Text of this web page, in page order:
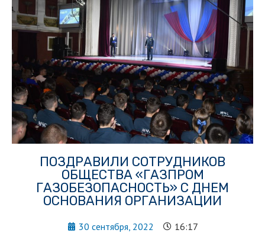
ПОЗДРАВИЛИ СОТРУДНИКОВ
ОБЩЕСТВА «ГАЗПРОМ
ГАЗОБЕЗОПАСНОСТЬ» С ДНЕМ
ОСНОВАНИЯ ОРГАНИЗАЦИИ
30 сентября, 2022 16:17